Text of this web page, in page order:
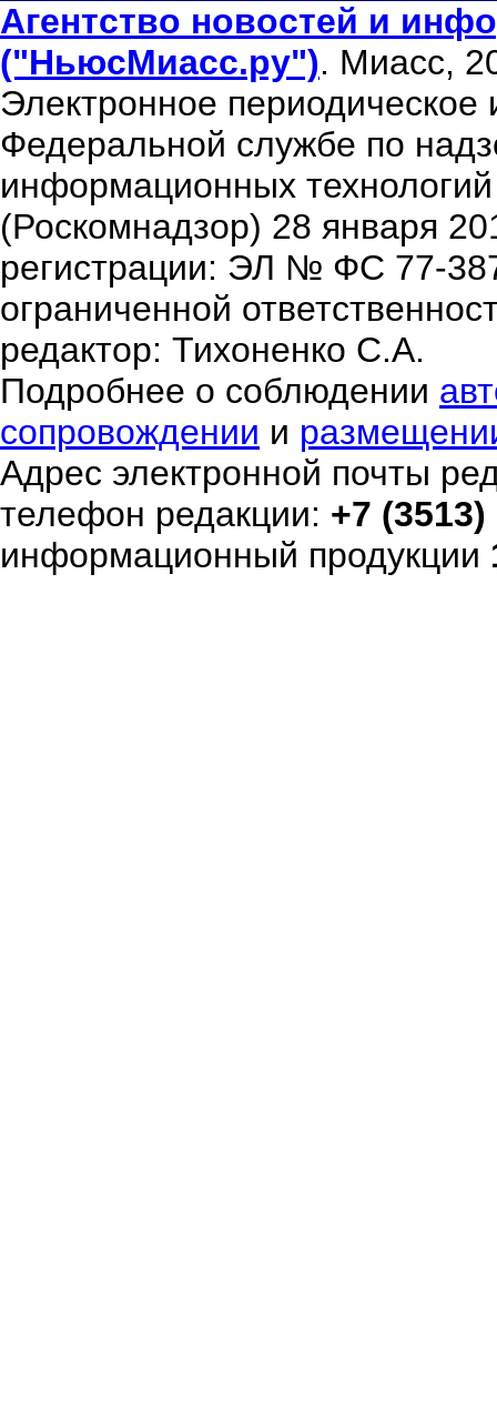
Агентство новостей и
("НьюсМиасс.ру"). Миасс,
Электронное периодическое
Федеральной службе по
информационных
(Роскомнадзор) 28 января
регистрации: ЭЛ № ФС 77-
ограниченной
редактор: Тихоненко С.А.
Подробнее о соблюдении
сопровождении и
Адрес электронной почты
телефон редакции: +7
информационный продукции